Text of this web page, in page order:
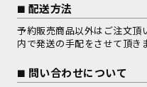
配送方法
予約販売商品以外はご注文頂
内で発送の手配をさせて頂き
問い合わせについて